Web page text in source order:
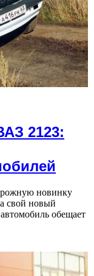
2123:
новинку
свой новый
обещает